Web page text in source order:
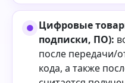
Цифровые
подписки, ПО):
после передачи/
кода, а также